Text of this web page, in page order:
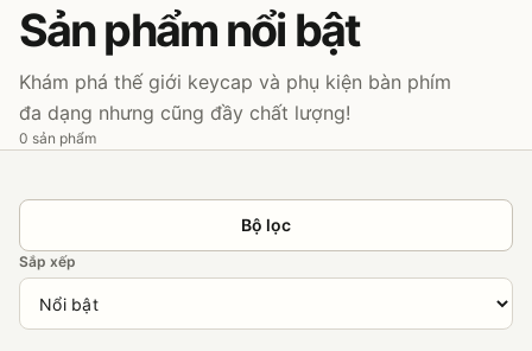
Sản phẩm nổi bật
Khám phá thế giới keycap và phụ kiện bàn phím
đa dạng nhưng cũng đầy chất lượng!
0 sản phẩm
Bộ lọc
Sắp xếp